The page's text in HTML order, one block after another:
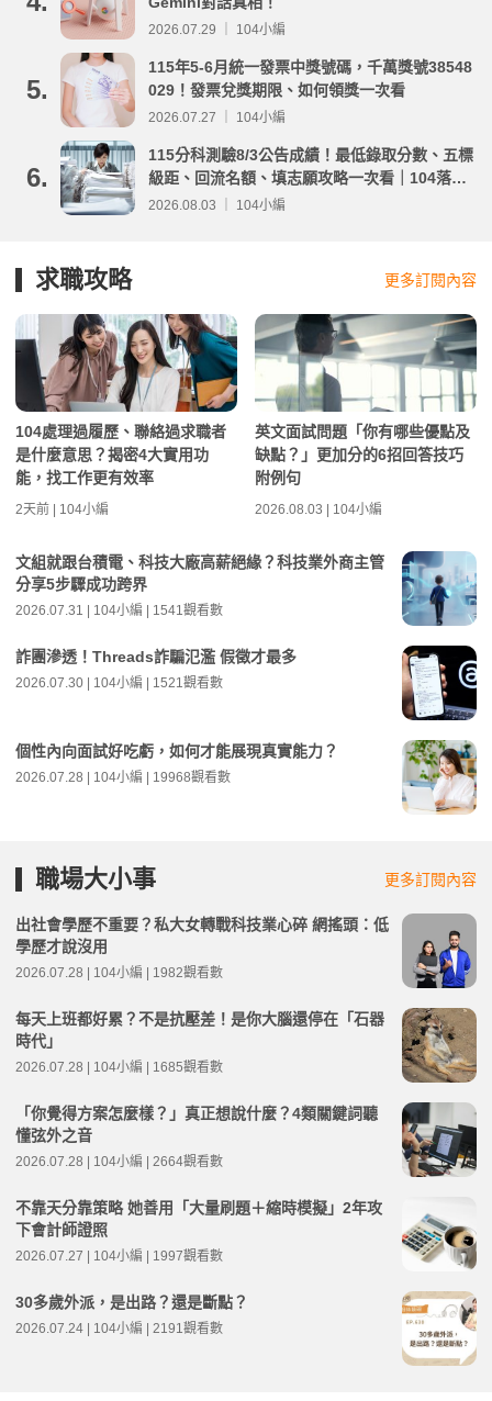
2026.07.29 ｜ 104小編
5.
115年5-6月統一發票中獎號碼，千萬獎號38548
029！發票兌獎期限、如何領獎一次看
2026.07.27 ｜ 104小編
6.
115分科測驗8/3公告成績！最低錄取分數、五標
級距、回流名額、填志願攻略一次看｜104落點
分析
2026.08.03 ｜ 104小編
求職攻略 更多訂閱內容
104處理過履歷、聯絡過求職者
是什麼意思？揭密4大實用功
能，找工作更有效率
2天前 | 104小編
英文面試問題「你有哪些優點及
缺點？」更加分的6招回答技巧
附例句
2026.08.03 | 104小編
文組就跟台積電、科技大廠高薪絕緣？科技業外商主管
分享5步驟成功跨界
2026.07.31 | 104小編 | 1541觀看數
詐團滲透！Threads詐騙氾濫 假徵才最多
2026.07.30 | 104小編 | 1521觀看數
個性內向面試好吃虧，如何才能展現真實能力？
2026.07.28 | 104小編 | 19968觀看數
職場大小事 更多訂閱內容
出社會學歷不重要？私大女轉戰科技業心碎 網搖頭：低
學歷才說沒用
2026.07.28 | 104小編 | 1982觀看數
每天上班都好累？不是抗壓差！是你大腦還停在「石器
時代」
2026.07.28 | 104小編 | 1685觀看數
「你覺得方案怎麼樣？」真正想說什麼？4類關鍵詞聽
懂弦外之音
2026.07.28 | 104小編 | 2664觀看數
不靠天分靠策略 她善用「大量刷題＋縮時模擬」2年攻
下會計師證照
2026.07.27 | 104小編 | 1997觀看數
30多歲外派，是出路？還是斷點？
2026.07.24 | 104小編 | 2191觀看數